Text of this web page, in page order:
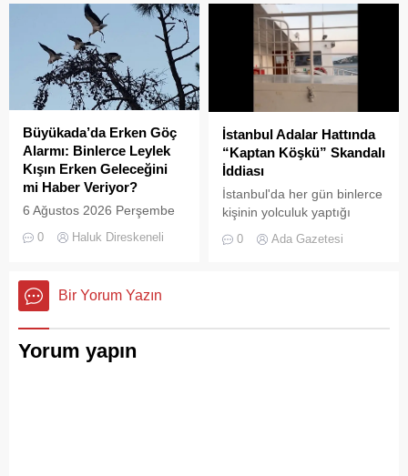
aylarında hem yerli hem de
yabancı turistlerin akınına
uğrayan Büyükada’da,
çevre temizliği konusunda
yaşanan aksaklıklar adeta
pes dedirtti. Adanın tarihi ve
doğal güzellikleriyle süslü
sokaklarından yansıyan son
görüntüler, çevre sağlığı
açısından tehlike çanlarının
çaldığını gösteriyor. Çöpler
Konteynerlere Sığmıyor,...
Büyükada’da Erken Göç
Alarmı: Binlerce Leylek
Kışın Erken Geleceğini
mi Haber Veriyor?
6 Ağustos 2026 Perşembe
günü öğle saatlerinde, saat
14:00 sularında Büyükada
görkemli görsel
şölenlerinden biri yaşandı.
0 Haluk Direskeneli
İstanbul Adalar Hattında
“Kaptan Köşkü” Skandalı
İddiası
İstanbul'da her gün binlerce
kişinin yolculuk yaptığı
Adalar hattında kaydedilen
görüntüler "bu kadarına da
0 Ada Gazetesi
Bir Yorum Yazın
Yorum yapın